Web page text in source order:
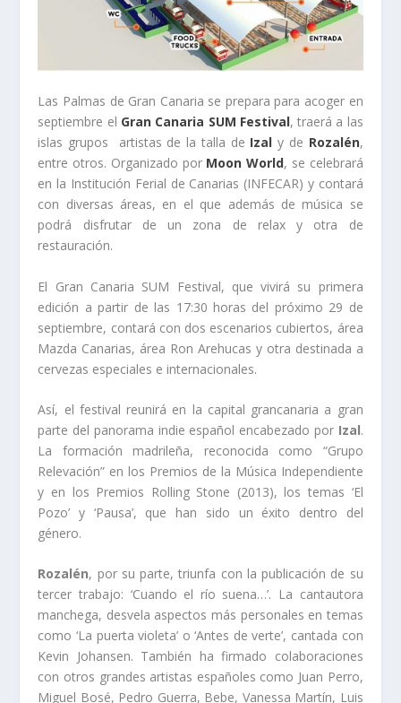
Las Palmas de Gran Canaria se prepara para acoger en
septiembre el Gran Canaria SUM Festival, traerá a las
islas grupos artistas de la talla de Izal y de Rozalén,
entre otros. Organizado por Moon World, se celebrará
en la Institución Ferial de Canarias (INFECAR) y contará
con diversas áreas, en el que además de música se
podrá disfrutar de un zona de relax y otra de
restauración.
El Gran Canaria SUM Festival, que vivirá su primera
edición a partir de las 17:30 horas del próximo 29 de
septiembre, contará con dos escenarios cubiertos, área
Mazda Canarias, área Ron Arehucas y otra destinada a
cervezas especiales e internacionales.
Así, el festival reunirá en la capital grancanaria a gran
parte del panorama indie español encabezado por Izal.
La formación madrileña, reconocida como “Grupo
Relevación” en los Premios de la Música Independiente
y en los Premios Rolling Stone (2013), los temas ‘El
Pozo’ y ‘Pausa’, que han sido un éxito dentro del
género.
Rozalén, por su parte, triunfa con la publicación de su
tercer trabajo: ‘Cuando el río suena…’. La cantautora
manchega, desvela aspectos más personales en temas
como ‘La puerta violeta’ o ‘Antes de verte’, cantada con
Kevin Johansen. También ha firmado colaboraciones
con otros grandes artistas españoles como Juan Perro,
Miguel Bosé, Pedro Guerra, Bebe, Vanessa Martín, Luis